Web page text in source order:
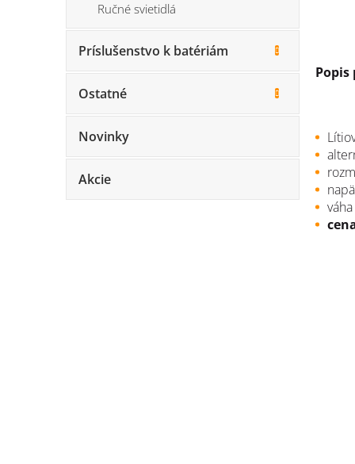
Ručné svietidlá
Príslušenstvo k batériám
Ostatné
Novinky
Akcie